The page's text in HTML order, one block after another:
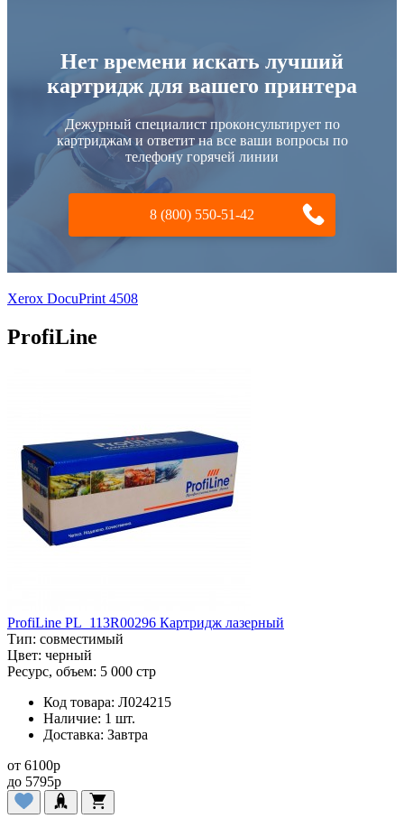
Нет времени искать лучший
картридж для вашего принтера
Дежурный специалист проконсультирует по
картриджам и ответит на все ваши вопросы по
телефону горячей линии
8 (800) 550-51-42
Xerox DocuPrint 4508
ProfiLine
ProfiLine PL_113R00296 Картридж лазерный
Тип: совместимый
Цвет: черный
Ресурс, объем: 5 000 стр
Код товара: Л024215
Наличие: 1 шт.
Доставка: Завтра
от 6100p
до 5795p